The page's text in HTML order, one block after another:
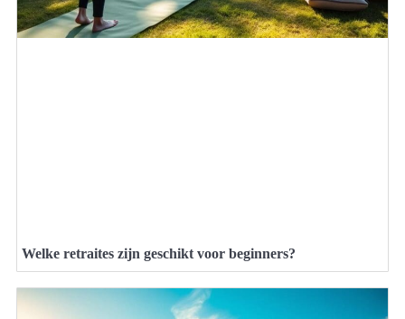
Welke retraites zijn geschikt voor beginners?